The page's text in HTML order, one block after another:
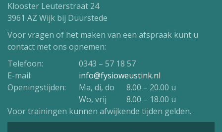
Klooster Leuterstraat 24
3961 AZ Wijk bij Duurstede
Voor vragen of het maken van een afspraak kunt u
contact met ons opnemen:
Telefoon:
0343 – 57 18 57
E-mail:
info@fysioweustink.nl
Openingstijden:
Ma, di, do
8.00 – 20.00 u
Wo, vrij
8.00 – 18.00 u
Voor trainingen kunnen afwijkende tijden gelden.